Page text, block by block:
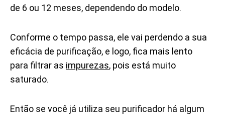
de 6 ou 12 meses, dependendo do modelo.
Conforme o tempo passa, ele vai perdendo a sua
eficácia de purificação, e logo, fica mais lento
para filtrar as impurezas, pois está muito
saturado.
Então se você já utiliza seu purificador há algum